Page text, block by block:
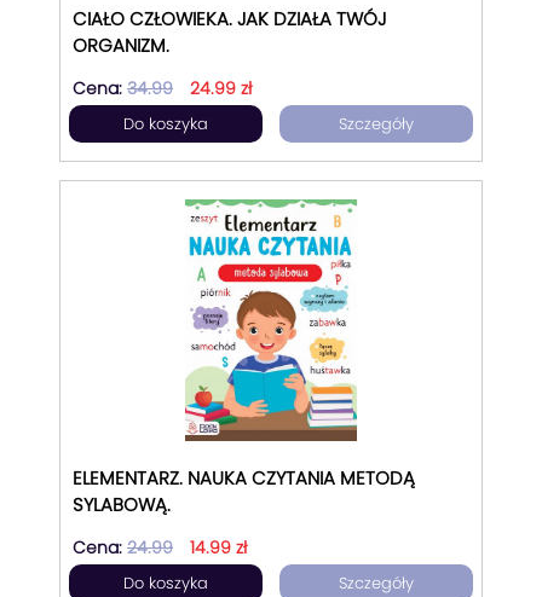
CIAŁO CZŁOWIEKA. JAK DZIAŁA TWÓJ
ORGANIZM.
Cena: 34.99 24.99 zł
Do koszyka Szczegóły
ELEMENTARZ. NAUKA CZYTANIA METODĄ
SYLABOWĄ.
Cena: 24.99 14.99 zł
Do koszyka Szczegóły